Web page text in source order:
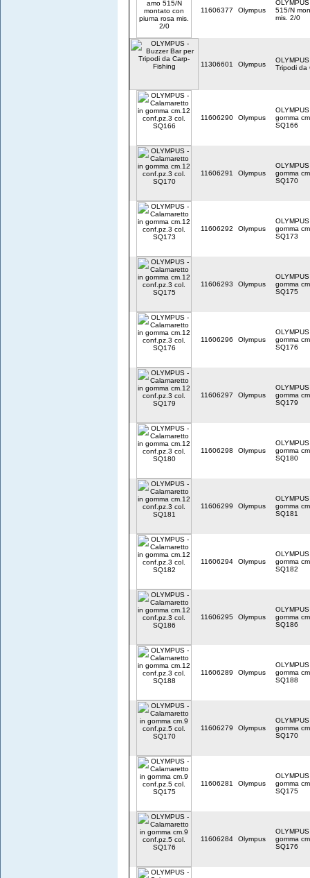
11606377 Olympus
515/N
mis. 2/0
11306601 Olympus
Tripodi da
11606290 Olympus
gomma
SQ166
11606291 Olympus
gomma
SQ170
11606292 Olympus
gomma
SQ173
11606293 Olympus
gomma
SQ175
11606296 Olympus
gomma
SQ176
11606297 Olympus
gomma
SQ179
11606298 Olympus
gomma
SQ180
11606299 Olympus
gomma
SQ181
11606294 Olympus
gomma
SQ182
11606295 Olympus
gomma
SQ186
11606289 Olympus
gomma
SQ188
11606279 Olympus
gomma
SQ170
11606281 Olympus
gomma
SQ175
11606284 Olympus
gomma
SQ176